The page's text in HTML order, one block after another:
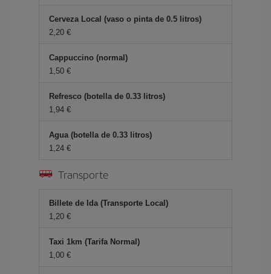
Cerveza Local (vaso o pinta de 0.5 litros)
2,20 €
Cappuccino (normal)
1,50 €
Refresco (botella de 0.33 litros)
1,94 €
Agua (botella de 0.33 litros)
1,24 €
Transporte
Billete de Ida (Transporte Local)
1,20 €
Taxi 1km (Tarifa Normal)
1,00 €